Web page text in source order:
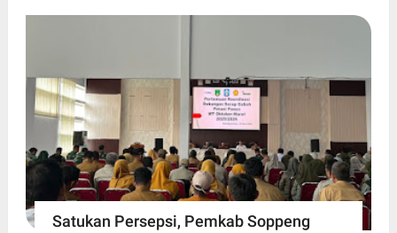
Satukan Persepsi, Pemkab Soppeng